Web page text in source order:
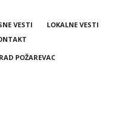
VESTI
LOKALNE VESTI
POŽAREVAC